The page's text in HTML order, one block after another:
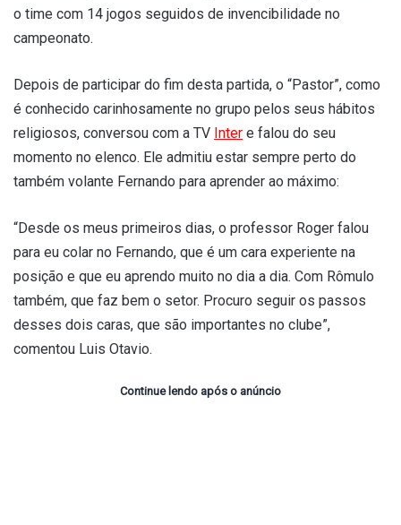
o time com 14 jogos seguidos de invencibilidade no
campeonato.
Depois de participar do fim desta partida, o “Pastor”, como
é conhecido carinhosamente no grupo pelos seus hábitos
religiosos, conversou com a TV Inter e falou do seu
momento no elenco. Ele admitiu estar sempre perto do
também volante Fernando para aprender ao máximo:
“Desde os meus primeiros dias, o professor Roger falou
para eu colar no Fernando, que é um cara experiente na
posição e que eu aprendo muito no dia a dia. Com Rômulo
também, que faz bem o setor. Procuro seguir os passos
desses dois caras, que são importantes no clube”,
comentou Luis Otavio.
Continue lendo após o anúncio